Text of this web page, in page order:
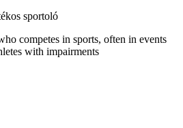
sportoló
competes in sports, often in events
with impairments